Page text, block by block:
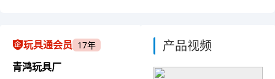
玩具通会员 17年
青鸿玩具厂
产品视频